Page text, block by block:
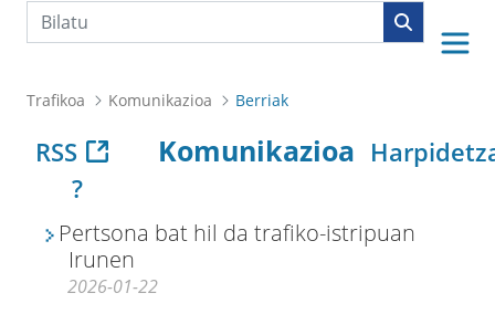
Bilaketa
Trafikoa Komunikazioa Berriak
RSS
?
Komunikazioa
Pertsona bat hil da trafiko-istripuan
Irunen
2026-01-22